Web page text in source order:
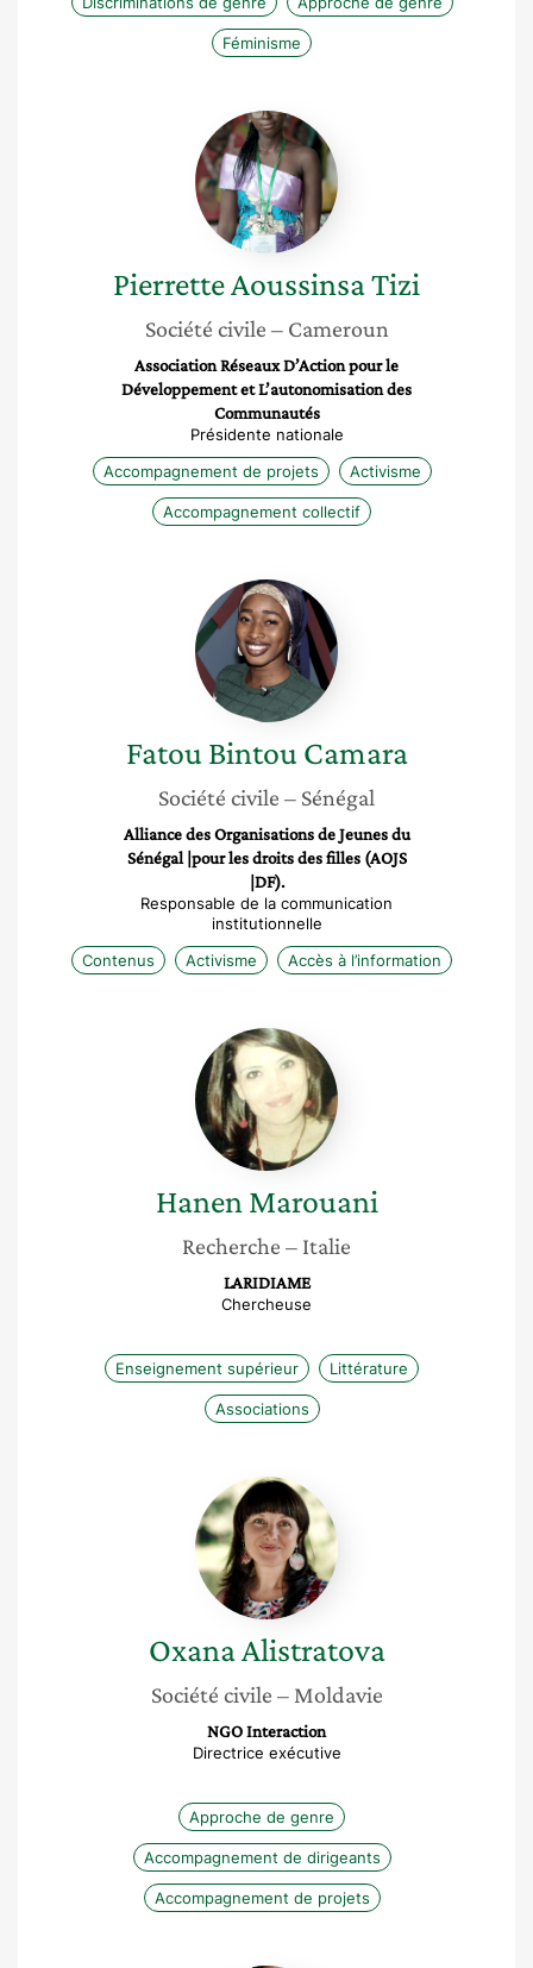
Féminisme
Pierrette
Aoussinsa
Tizi
PierretteAoussinsa Tizi
Société civile – Cameroun
Association Réseaux D’Action pour le
Développement et L’autonomisation des
Communautés
Présidente nationale
Accompagnement de projets
Activisme
Accompagnement collectif
Fatou
Bintou
Camara
Fatou Bintou Camara
Société civile – Sénégal
Alliance des Organisations de Jeunes du
Sénégal |pour les droits des filles (AOJS
|DF).
Responsable de la communication
institutionnelle
Contenus
Activisme Accès à l’information
Hanen
Marouani
Hanen Marouani
Recherche – Italie
LARIDIAME
Chercheuse
Enseignement supérieur Littérature
Associations
Oxana
Alistratova
OxanaAlistratova
Société civile – Moldavie
NGO Interaction
Directrice exécutive
Approche de genre
Accompagnement de dirigeants
Accompagnement de projets